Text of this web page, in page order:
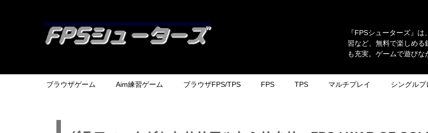
『FPSシューターズ』
習など、無料で楽しめる
も充実。ゲームで遊びな
ブラウザゲーム Aim練習ゲーム ブラウザFPS/TPS FPS TPS マルチプレイ シングルプ